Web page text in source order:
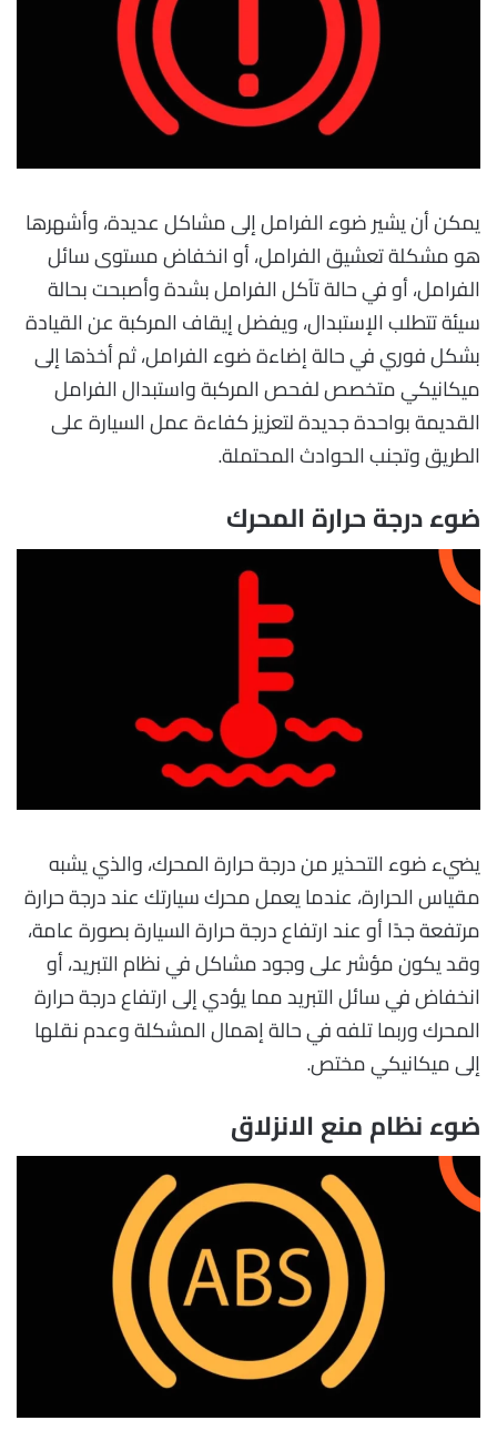
يمكن أن يشير ضوء الفرامل إلى مشاكل عديدة، وأشهرها
هو مشكلة تعشيق الفرامل، أو انخفاض مستوى سائل
الفرامل، أو في حالة تآكل الفرامل بشدة وأصبحت بحالة
سيئة تتطلب الإستبدال، ويفضل إيقاف المركبة عن القيادة
بشكل فوري في حالة إضاءة ضوء الفرامل، ثم أخذها إلى
ميكانيكي متخصص لفحص المركبة واستبدال الفرامل
القديمة بواحدة جديدة لتعزيز كفاءة عمل السيارة على
الطريق وتجنب الحوادث المحتملة.
ضوء درجة حرارة المحرك
يضيء ضوء التحذير من درجة حرارة المحرك، والذي يشبه
مقياس الحرارة، عندما يعمل محرك سيارتك عند درجة حرارة
مرتفعة جدًا أو عند ارتفاع درجة حرارة السيارة بصورة عامة،
وقد يكون مؤشر على وجود مشاكل في نظام التبريد، أو
انخفاض في سائل التبريد مما يؤدي إلى ارتفاع درجة حرارة
المحرك وربما تلفه في حالة إهمال المشكلة وعدم نقلها
إلى ميكانيكي مختص.
ضوء نظام منع الانزلاق